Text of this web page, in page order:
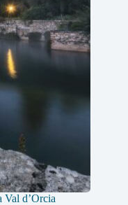
Val d’Orcia